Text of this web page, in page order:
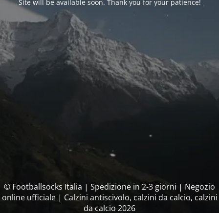
Site will be available soon. Thank you for your patience!
© Footballsocks Italia | Spedizione in 2-3 giorni | Negozio
online ufficiale | Calzini antiscivolo, calzini da calcio, calzini
da calcio 2026